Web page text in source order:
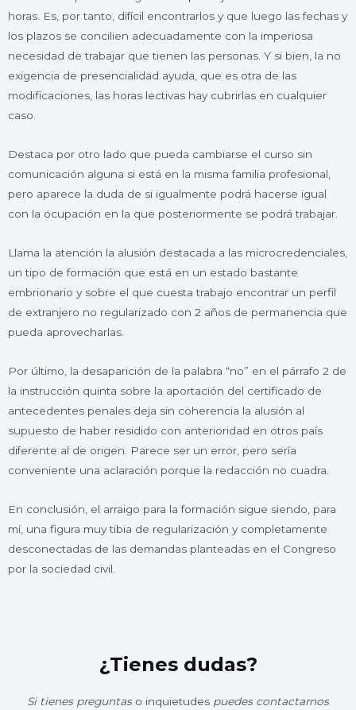
horas. Es, por tanto, difícil encontrarlos y que luego las fechas y
los plazos se concilien adecuadamente con la imperiosa
necesidad de trabajar que tienen las personas. Y si bien, la no
exigencia de presencialidad ayuda, que es otra de las
modificaciones, las horas lectivas hay cubrirlas en cualquier
caso.
Destaca por otro lado que pueda cambiarse el curso sin
comunicación alguna si está en la misma familia profesional,
pero aparece la duda de si igualmente podrá hacerse igual
con la ocupación en la que posteriormente se podrá trabajar.
Llama la atención la alusión destacada a las microcredenciales,
un tipo de formación que está en un estado bastante
embrionario y sobre el que cuesta trabajo encontrar un perfil
de extranjero no regularizado con 2 años de permanencia que
pueda aprovecharlas.
Por último, la desaparición de la palabra “no” en el párrafo 2 de
la instrucción quinta sobre la aportación del certificado de
antecedentes penales deja sin coherencia la alusión al
supuesto de haber residido con anterioridad en otros país
diferente al de origen. Parece ser un error, pero sería
conveniente una aclaración porque la redacción no cuadra.
En conclusión, el arraigo para la formación sigue siendo, para
mí, una figura muy tibia de regularización y completamente
desconectadas de las demandas planteadas en el Congreso
por la sociedad civil.
¿Tienes dudas?
Si tienes preguntaso inquietudes puedes contactarnos